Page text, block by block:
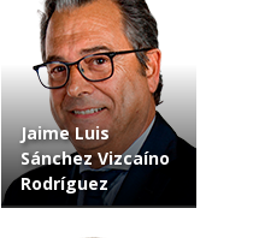
Jaime Luis
Sánchez Vizcaíno
Rodríguez